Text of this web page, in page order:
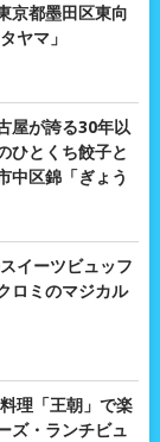
京都墨田区東向
ヤマ」
屋が誇る30年以
ひとくち餃子と
中区錦「ぎょう
イーツビュッフ
ロミのマジカル
理「王朝」で楽
ズ・ランチビュ